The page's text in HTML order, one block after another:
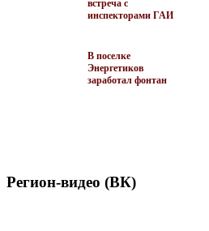
встреча с
инспекторами ГАИ
В поселке
Энергетиков
заработал фонтан
Регион-видео (ВК)